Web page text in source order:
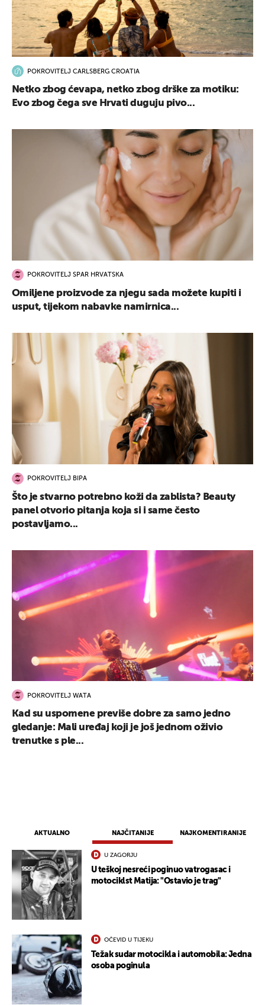
AKTUALNO NAJČITANIJE NAJKOMENTIRANIJE
U ZAGORJU
U teškoj nesreći poginuo vatrogasac i
motociklst Matija: "Ostavio je trag"
OČEVID U TIJEKU
Težak sudar motocikla i automobila: Jedna
osoba poginula
POKROVITELJ CARLSBERG CROATIA
Netko zbog ćevapa, netko zbog drške za motiku:
Evo zbog čega sve Hrvati duguju pivo...
POKROVITELJ SPAR HRVATSKA
Omiljene proizvode za njegu sada možete kupiti i
usput, tijekom nabavke namirnica...
POKROVITELJ BIPA
Što je stvarno potrebno koži da zablista? Beauty
panel otvorio pitanja koja si i same često
postavljamo...
POKROVITELJ WATA
Kad su uspomene previše dobre za samo jedno
gledanje: Mali uređaj koji je još jednom oživio
trenutke s ple...